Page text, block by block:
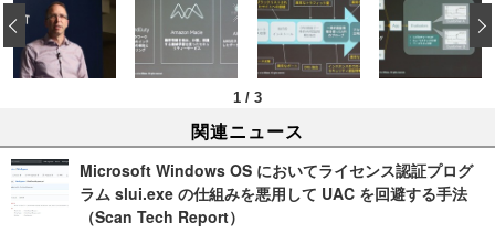
1 / 3
‹
関連ニュース
Microsoft Windows OS においてライセンス認証プログ
ラム slui.exe の仕組みを悪用して UAC を回避する手法
（Scan Tech Report）